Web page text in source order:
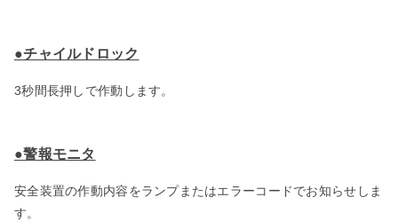
●チャイルドロック
3秒間長押しで作動します。
●警報モニタ
安全装置の作動内容をランプまたはエラーコードでお知らせしま
す。